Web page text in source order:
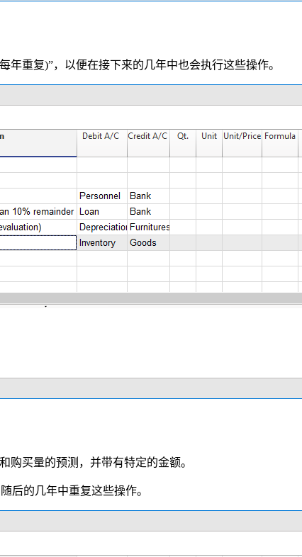
年重复)”，以便在接下来的几年中也会执行这些操作。
购买量的预测，并带有特定的金额。
后的几年中重复这些操作。